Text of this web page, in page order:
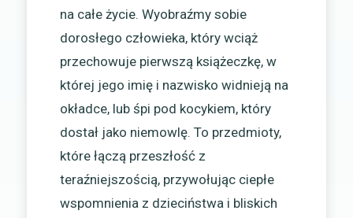
na całe życie. Wyobraźmy sobie
dorosłego człowieka, który wciąż
przechowuje pierwszą książeczkę, w
której jego imię i nazwisko widnieją na
okładce, lub śpi pod kocykiem, który
dostał jako niemowlę. To przedmioty,
które łączą przeszłość z
teraźniejszością, przywołując ciepłe
wspomnienia z dzieciństwa i bliskich